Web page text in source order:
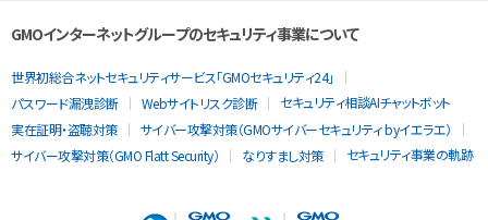
GMOインターネットグループのセキュリティ事業について
世界初総合ネットセキュリティサービス「GMOセキュリティ24」
パスワード漏洩診断
Webサイトリスク診断
セキュリティ相談AIチャットボット
実在証明・盗聴対策
サイバー攻撃対策（GMOサイバーセキュリティ byイエラエ）
サイバー攻撃対策（GMO Flatt Security）
なりすまし対策 セキュリティ事業の軌跡